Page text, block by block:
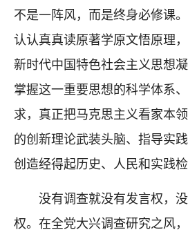
不是一阵风，而是终身必修课。
认认真真读原著学原文悟原理
新时代中国特色社会主义思想
掌握这一重要思想的科学体系
求，真正把马克思主义看家本
的创新理论武装头脑、指导实
创造经得起历史、人民和实践检
没有调查就没有发言权，
权。在全党大兴调查研究之风